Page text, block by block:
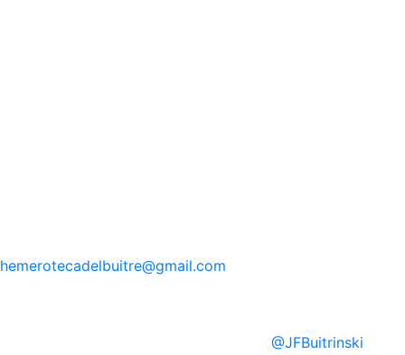
hemerotecadelbuitre@gmail.com
@JFBuitrinski